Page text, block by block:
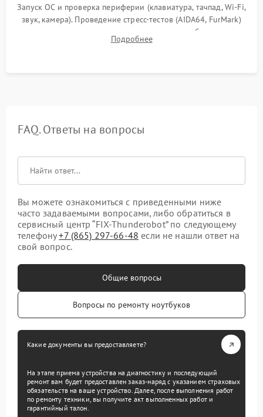
Запуск ОС и проверка периферии (клавиатура, тачпад, Wi-Fi,
звук, камера). Проведение стресс-тестов (AIDA64, FurMark)
для контроля температурного режима и стабильности
системы под пиковой нагрузкой.
Подробнее
FAQ. Ответы на вопросы
Вы можете ознакомиться с приведенными ниже
часто задаваемыми вопросами, либо обратиться в
сервисный центр “FIX-Thunderobot” по следующему
телефону+7 (865) 297-66-48 если не нашли ответ на
свой вопрос.
Общие вопросы
Вопросы по ремонту ноутбуков
Какие документы вы предоставляете?
На этапе приема устройства на диагностику и последующий
ремонт вам будет предоставлен заказ-наряд с указанием страховых
обязательств на ваше устройство. Далее, после выполнения работ
по ремонту техники, вы получите акт выполненных работ и
гарантийный талон.